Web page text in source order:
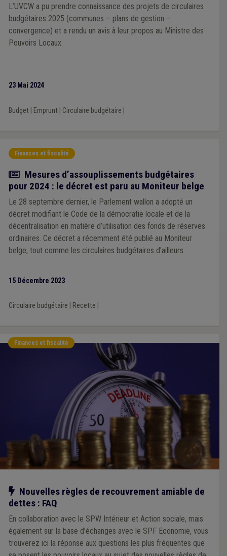
L’UVCW a pu prendre connaissance des projets de circulaires
budgétaires 2025 (communes – plans de gestion –
convergence) et a rendu un avis à leur propos au Ministre des
Pouvoirs Locaux.
23 Mai 2024
Budget| Emprunt| Circulaire budgétaire
Finances et fiscalité
Actualité
Mesures d’assouplissements budgétaires
pour 2024 : le décret est paru au Moniteur belge
Le 28 septembre dernier, le Parlement wallon a adopté un
décret modifiant le Code de la démocratie locale et de la
décentralisation en matière d’utilisation des fonds de réserves
ordinaires. Ce décret a récemment été publié au Moniteur
belge, tout comme les circulaires budgétaires d'ailleurs.
15 Décembre 2023
Circulaire budgétaire Recette
Finances et fiscalité
Notre action
Nouvelles règles de recouvrement amiable de
dettes : FAQ
En collaboration avec le SPW Intérieur et Action sociale, mais
également sur la base d’échanges avec le SPF Economie, vous
trouverez ici la réponse aux questions les plus fréquentes que